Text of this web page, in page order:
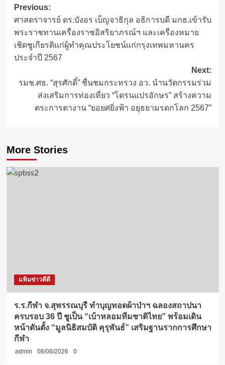
Post
navigation
Previous:
ศาสตราจารย์ ดร.บังอร เบ็ญจาธิกุล อธิการบดี มกธ.เข้ารับ
พระราชทานเครื่องราชอิสริยาภรณ์ฯ และเครื่องหมาย
เชิดชูเกียรติแก่ผู้ทำคุณประโยชน์แก่กรุงเทพมหานคร
ประจำปี 2567
Next:
รมช.ศธ. “สุรศักดิ์” ชื่นชมกระทรวง อว. นำนวัตกรรมร่วม
ส่งเสริมการท่องเที่ยว “โดรนแปรอักษร” สร้างความ
ตระการตางาน “ยอยศยิ่งฟ้า อยุธยามรดกโลก 2567”
More Stories
แฟ้มข่าวดีดี
ร.ร.กีฬา จ.สุพรรณบุรี ทำบุญทอดผ้าป่าฯ ฉลองสถาปนา
ครบรอบ 36 ปี ชูเป็น “เบ้าหลอมทีมชาติไทย” พร้อมเดิน
หน้าดันตั้ง “มูลนิธิสมบัติ คุรุพันธ์” เสริมฐานรากการศึกษา
กีฬา
admin 08/08/2026 0